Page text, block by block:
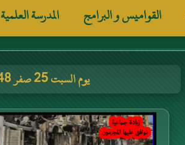
القواميس و البرامج المدرسة العلمية
يوم السبت 25 صفر 1448 هجرية